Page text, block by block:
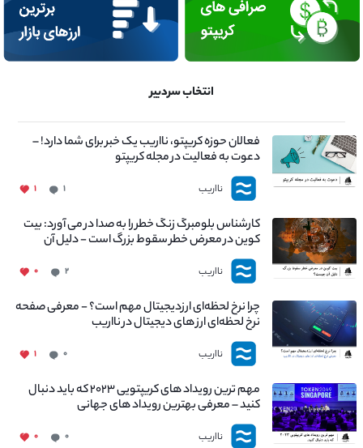
انتخاب سردبیر
فعالان حوزه کریپتو، نااریب یک خبر برای شما دارد! –
دعوت به فعالیت در مجله کریپتو
نااریب ۱ ۱
کارشناس بلومبرگ زنگ خطر را به صدا در می آورد: بیت
کوین در معرض خطر سقوط بزرگ است - دلیل آن
چیست؟
نااریب ۲ ۰
چرا نرخ لحظه‌ای ارزدیجیتال مهم است؟ - معرفی صفحه
نرخ لحظه‌ای ارز های دیجیتال در نااریب
نااریب ۰ ۱
مهم ترین رویداد های کریپتویی ۲۰۲۳ که باید دنبال
کنید – معرفی بهترین رویداد های جهانی
نااریب ۰ ۰